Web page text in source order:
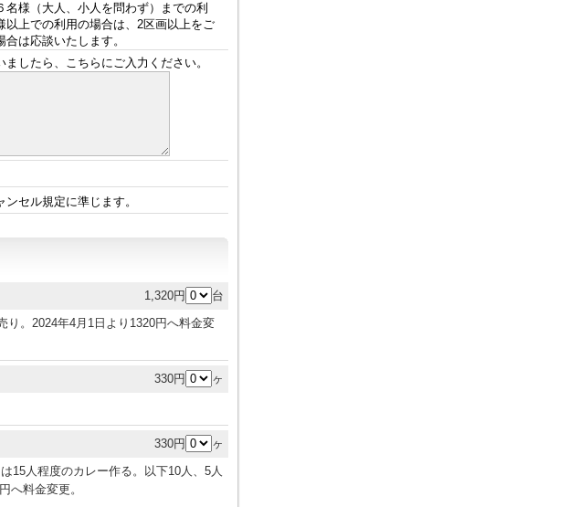
様（大人、小人を問わず）までの利
以上での利用の場合は、2区画以上をご
は応談いたします。
したら、こちらにご入力ください。
セル規定に準じます。
1,320円
台
り。2024年4月1日より1320円へ料金変
330円
ヶ
330円
ヶ
15人程度のカレー作る。以下10人、5人
へ料金変更。